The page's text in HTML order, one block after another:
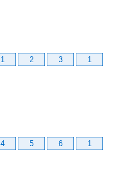
1 2 3 1
4 5 6
1